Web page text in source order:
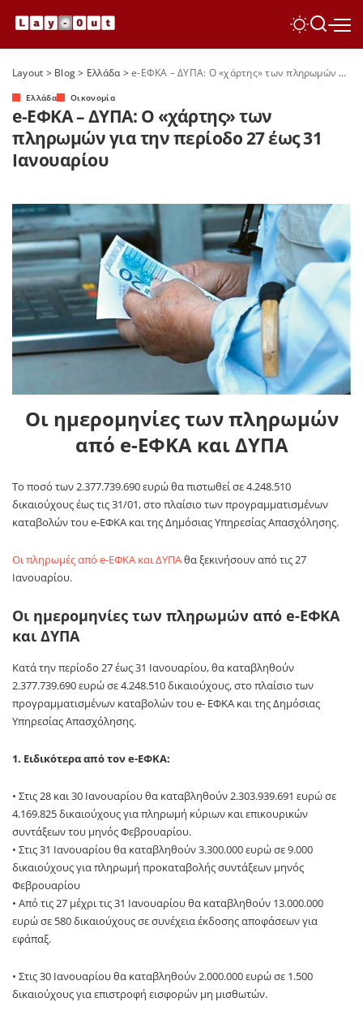
Layout > Blog> Ελλάδα>e-ΕΦΚΑ – ΔΥΠΑ: Ο «χάρτης» των πληρωμών για την περίοδο 27 έως 31 Ιανουαρίου
Ελλάδα Οικονομία
e-ΕΦΚΑ – ΔΥΠΑ: Ο «χάρτης» των
πληρωμών για την περίοδο 27 έως 31
Ιανουαρίου
Οι ημερομηνίες των πληρωμών
από e-ΕΦΚΑ και ΔΥΠΑ
Το ποσό των 2.377.739.690 ευρώ θα πιστωθεί σε 4.248.510
δικαιούχους έως τις 31/01, στο πλαίσιο των προγραμματισμένων
καταβολών του e-ΕΦΚΑ και της Δημόσιας Υπηρεσίας Απασχόλησης.
Οι πληρωμές από e-ΕΦΚΑ και ΔΥΠΑθα ξεκινήσουν από τις 27
Ιανουαρίου.
Οι ημερομηνίες των πληρωμών από e-ΕΦΚΑ
και ΔΥΠΑ
Κατά την περίοδο 27 έως 31 Ιανουαρίου, θα καταβληθούν
2.377.739.690 ευρώ σε 4.248.510 δικαιούχους, στο πλαίσιο των
προγραμματισμένων καταβολών του e- ΕΦΚΑ και της Δημόσιας
Υπηρεσίας Απασχόλησης.
1. Ειδικότερα από τον e-ΕΦΚΑ:
• Στις 28 και 30 Ιανουαρίου θα καταβληθούν 2.303.939.691 ευρώ σε
4.169.825 δικαιούχους για πληρωμή κύριων και επικουρικών
συντάξεων του μηνός Φεβρουαρίου.
• Στις 31 Ιανουαρίου θα καταβληθούν 3.300.000 ευρώ σε 9.000
δικαιούχους για πληρωμή προκαταβολής συντάξεων μηνός
Φεβρουαρίου
• Από τις 27 μέχρι τις 31 Ιανουαρίου θα καταβληθούν 13.000.000
ευρώ σε 580 δικαιούχους σε συνέχεια έκδοσης αποφάσεων για
εφάπαξ.
• Στις 30 Ιανουαρίου θα καταβληθούν 2.000.000 ευρώ σε 1.500
δικαιούχους για επιστροφή εισφορών μη μισθωτών.